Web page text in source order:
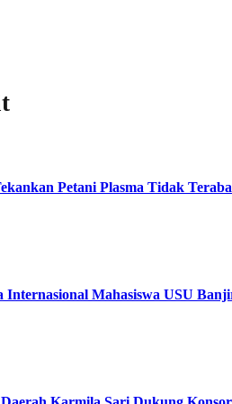
Petani Plasma Tidak
Internasional Mahasiswa USU